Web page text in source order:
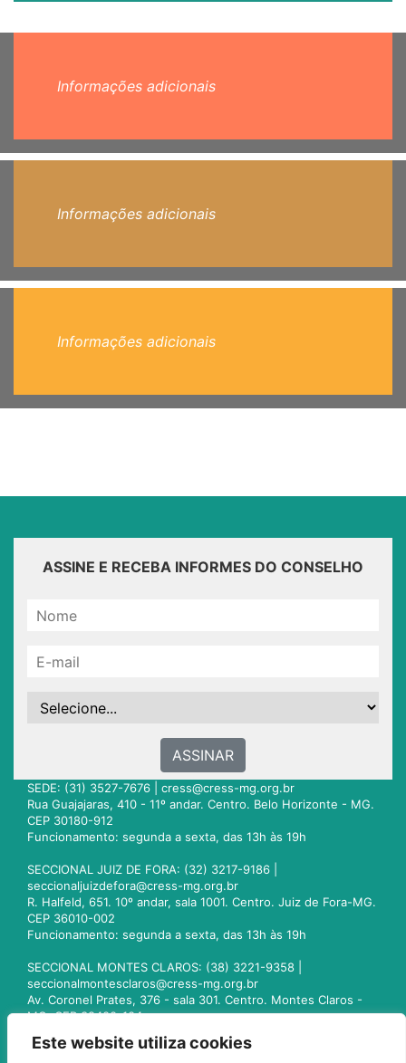
Este website utiliza cookies
Informações adicionais
Informações adicionais
Informações adicionais
ASSINE E RECEBA INFORMES DO CONSELHO
ASSINAR
SEDE: (31) 3527-7676 | cress@cress-mg.org.br
Rua Guajajaras, 410 - 11º andar. Centro. Belo Horizonte - MG.
CEP 30180-912
Funcionamento: segunda a sexta, das 13h às 19h
SECCIONAL JUIZ DE FORA: (32) 3217-9186 |
seccionaljuizdefora@cress-mg.org.br
R. Halfeld, 651. 10º andar, sala 1001. Centro. Juiz de Fora-MG.
CEP 36010-002
Funcionamento: segunda a sexta, das 13h às 19h
SECCIONAL MONTES CLAROS: (38) 3221-9358 |
seccionalmontesclaros@cress-mg.org.br
Av. Coronel Prates, 376 - sala 301. Centro. Montes Claros -
MG. CEP 39400-104